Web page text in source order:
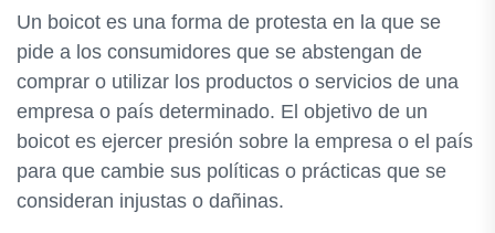
Un boicot es una forma de protesta en la que se
pide a los consumidores que se abstengan de
comprar o utilizar los productos o servicios de una
empresa o país determinado. El objetivo de un
boicot es ejercer presión sobre la empresa o el país
para que cambie sus políticas o prácticas que se
consideran injustas o dañinas.